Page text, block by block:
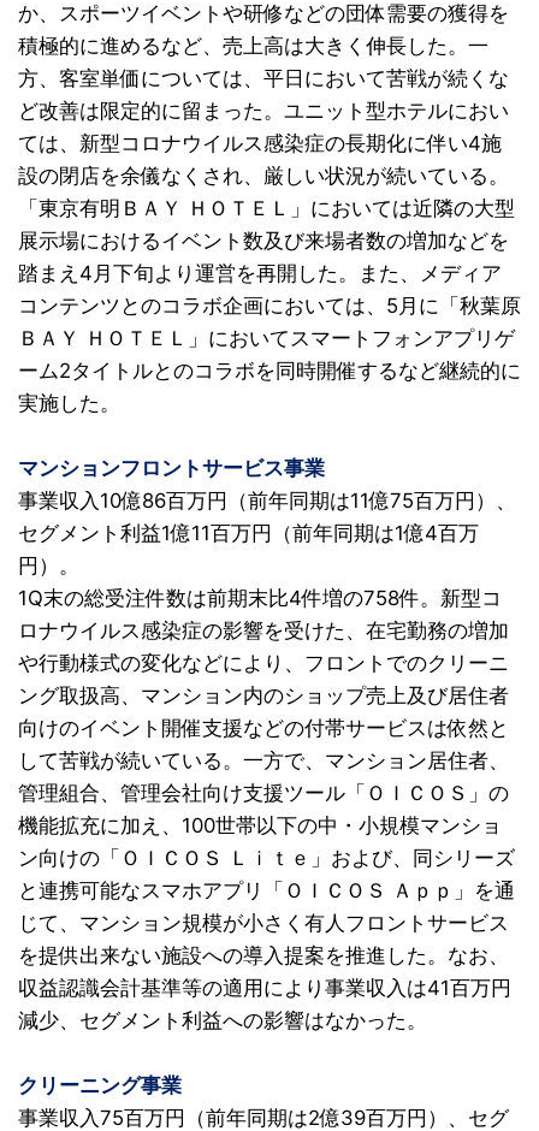
か、スポーツイベントや研修などの団体需要の獲得を
積極的に進めるなど、売上高は大きく伸長した。一
方、客室単価については、平日において苦戦が続くな
ど改善は限定的に留まった。ユニット型ホテルにおい
ては、新型コロナウイルス感染症の長期化に伴い4施
設の閉店を余儀なくされ、厳しい状況が続いている。
「東京有明ＢＡＹ ＨＯＴＥＬ」においては近隣の大型
展示場におけるイベント数及び来場者数の増加などを
踏まえ4月下旬より運営を再開した。また、メディア
コンテンツとのコラボ企画においては、5月に「秋葉原
ＢＡＹ ＨＯＴＥＬ」においてスマートフォンアプリゲ
ーム2タイトルとのコラボを同時開催するなど継続的に
実施した。
マンションフロントサービス事業
事業収入10億86百万円（前年同期は11億75百万円）、
セグメント利益1億11百万円（前年同期は1億4百万
円）。
1Q末の総受注件数は前期末比4件増の758件。新型コ
ロナウイルス感染症の影響を受けた、在宅勤務の増加
や行動様式の変化などにより、フロントでのクリーニ
ング取扱高、マンション内のショップ売上及び居住者
向けのイベント開催支援などの付帯サービスは依然と
して苦戦が続いている。一方で、マンション居住者、
管理組合、管理会社向け支援ツール「ＯＩＣＯＳ」の
機能拡充に加え、100世帯以下の中・小規模マンショ
ン向けの「ＯＩＣＯＳ Ｌｉｔｅ」および、同シリーズ
と連携可能なスマホアプリ「ＯＩＣＯＳ Ａｐｐ」を通
じて、マンション規模が小さく有人フロントサービス
を提供出来ない施設への導入提案を推進した。なお、
収益認識会計基準等の適用により事業収入は41百万円
減少、セグメント利益への影響はなかった。
クリーニング事業
事業収入75百万円（前年同期は2億39百万円）、セグ